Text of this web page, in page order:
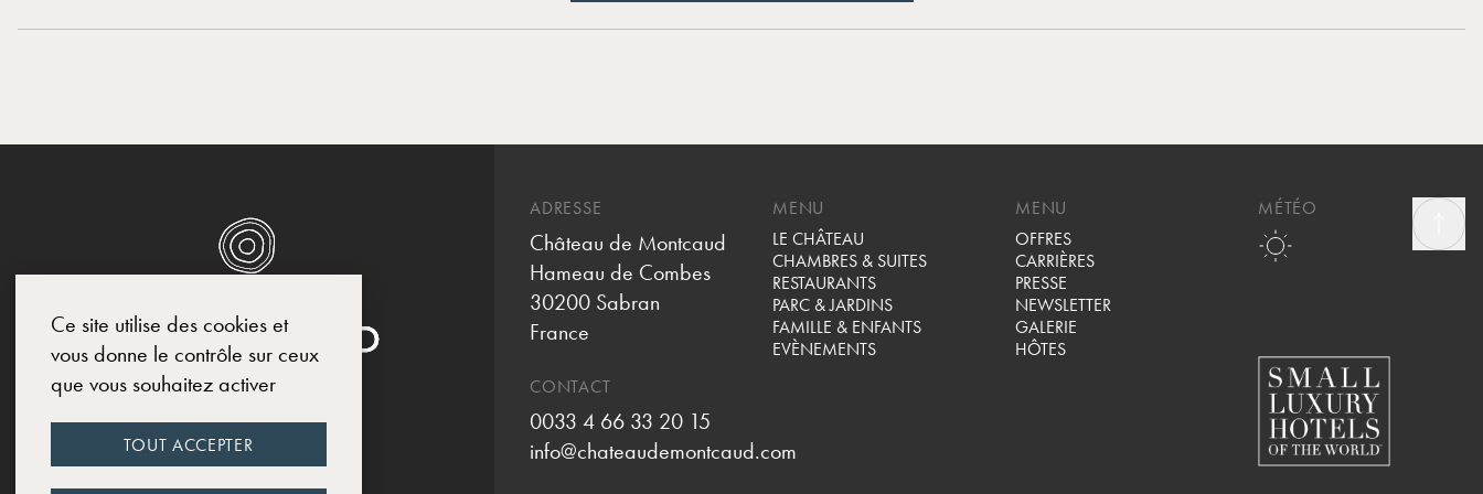
ADRESSE
Château de Montcaud
Hameau de Combes
30200 Sabran
France
CONTACT
0033 4 66 33 20 15
info@chateaudemontcaud.com
MENU
LE CHÂTEAU
CHAMBRES & SUITES
RESTAURANTS
PARC & JARDINS
FAMILLE & ENFANTS
EVÈNEMENTS
MENU
OFFRES
CARRIÈRES
PRESSE
NEWSLETTER
GALERIE
HÔTES
MÉTÉO
Ce site utilise des cookies et
vous donne le contrôle sur ceux
que vous souhaitez activer
TOUT ACCEPTER